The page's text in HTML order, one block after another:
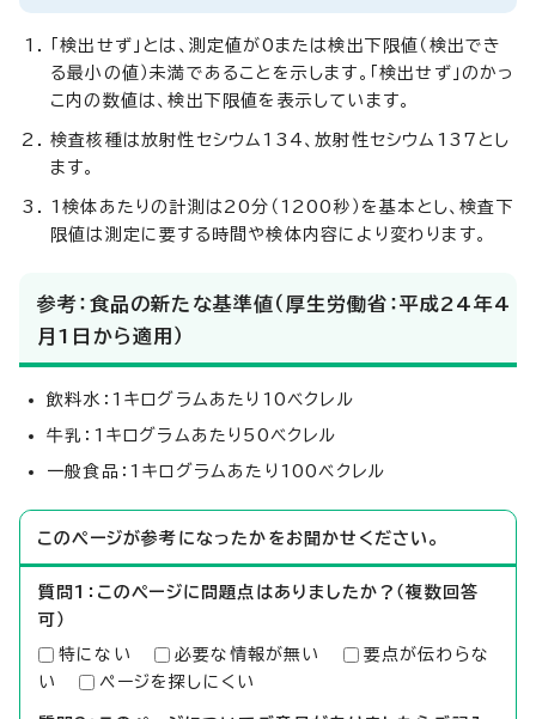
「検出せず」とは、測定値が0または検出下限値（検出でき
る最小の値）未満であることを示します。「検出せず」のかっ
こ内の数値は、検出下限値を表示しています。
検査核種は放射性セシウム134、放射性セシウム137とし
ます。
1検体あたりの計測は20分（1200秒）を基本とし、検査下
限値は測定に要する時間や検体内容により変わります。
参考：食品の新たな基準値（厚生労働省：平成24年4
月1日から適用）
飲料水：1キログラムあたり10ベクレル
牛乳：1キログラムあたり50ベクレル
一般食品：1キログラムあたり100ベクレル
このページが参考になったかをお聞かせください。
質問1：このページに問題点はありましたか？（複数回答
可）
特にない 必要な情報が無い
要点が伝わらな
い
ページを探しにくい